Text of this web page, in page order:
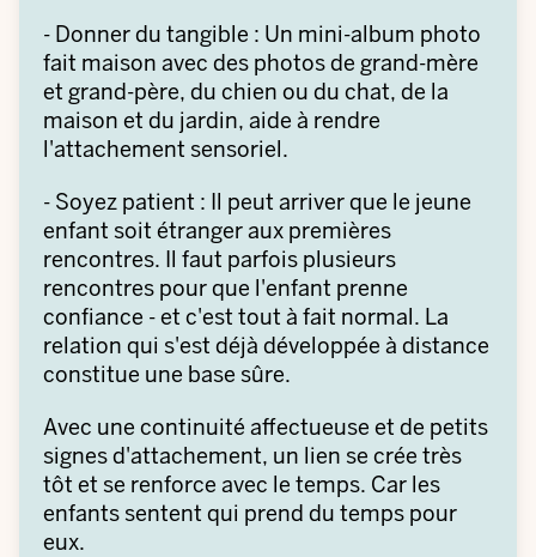
- Donner du tangible : Un mini-album photo
fait maison avec des photos de grand-mère
et grand-père, du chien ou du chat, de la
maison et du jardin, aide à rendre
l'attachement sensoriel.
- Soyez patient : Il peut arriver que le jeune
enfant soit étranger aux premières
rencontres. Il faut parfois plusieurs
rencontres pour que l'enfant prenne
confiance - et c'est tout à fait normal. La
relation qui s'est déjà développée à distance
constitue une base sûre.
Avec une continuité affectueuse et de petits
signes d'attachement, un lien se crée très
tôt et se renforce avec le temps. Car les
enfants sentent qui prend du temps pour
eux.